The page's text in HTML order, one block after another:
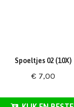
Spoeltjes 02 (10X)
€ 7,00